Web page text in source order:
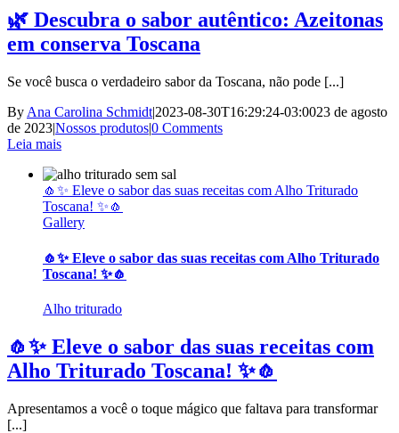
🌿 Descubra o sabor autêntico: Azeitonas
em conserva Toscana
Se você busca o verdadeiro sabor da Toscana, não pode [...]
By Ana Carolina Schmidt|2023-08-30T16:29:24-03:0023 de agosto
de 2023|Nossos produtos|0 Comments
Leia mais
🧄✨ Eleve o sabor das suas receitas com Alho Triturado
Toscana! ✨🧄
Gallery
🧄✨ Eleve o sabor das suas receitas com Alho Triturado
Toscana! ✨🧄
Alho triturado
🧄✨ Eleve o sabor das suas receitas com
Alho Triturado Toscana! ✨🧄
Apresentamos a você o toque mágico que faltava para transformar
[...]